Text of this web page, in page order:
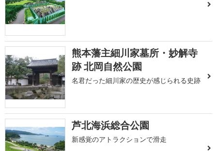
熊本藩主細川家墓所・妙解寺
跡 北岡自然公園
名君だった細川家の歴史が感じられる史跡
芦北海浜総合公園
新感覚のアトラクションで滑走